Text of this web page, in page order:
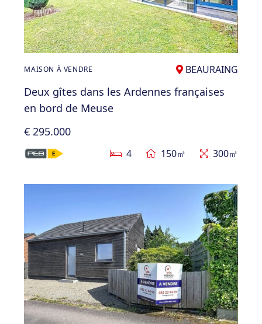
MAISON À VENDRE BEAURAING
Deux gîtes dans les Ardennes françaises
en bord de Meuse
€ 295.000
4 150㎡ 300㎡